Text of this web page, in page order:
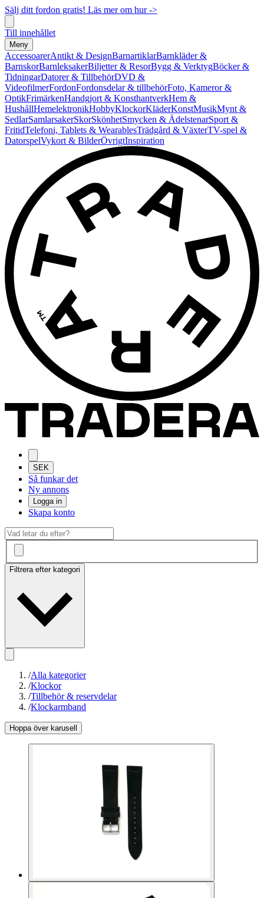
Sälj ditt fordon gratis! Läs mer om hur ->
Till innehållet
Meny
AccessoarerAntikt & DesignBarnartiklarBarnkläder &
BarnskorBarnleksakerBiljetter & ResorBygg & VerktygBöcker &
TidningarDatorer & TillbehörDVD &
VideofilmerFordonFordonsdelar & tillbehörFoto, Kameror &
OptikFrimärkenHandgjort & KonsthantverkHem &
HushållHemelektronikHobbyKlockorKläderKonstMusikMynt &
SedlarSamlarsakerSkorSkönhetSmycken & ÄdelstenarSport &
FritidTelefoni, Tablets & WearablesTrädgård & VäxterTV-spel &
DatorspelVykort & BilderÖvrigtInspiration
SEK
Så funkar det
Ny annons
Logga in
Skapa konto
Filtrera efter kategori
/Alla kategorier
/Klockor
/Tillbehör & reservdelar
/Klockarmband
Hoppa över karusell